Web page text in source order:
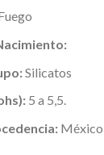
Silicatos
5 a 5,5.
México